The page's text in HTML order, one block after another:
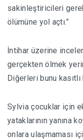
sakinleştiricileri
ölümüne yol açtı.”
İntihar üzerine
gerçekten ölmek
Diğerleri bunu
Sylvia çocuklar için
yataklarının yanına
onlara ulaşmaması